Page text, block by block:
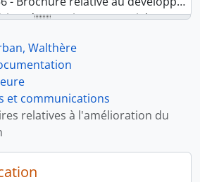
économiques et sociales
et colonisation de l'Afrique centrale
divers
étrangère
des personnalités de la vie politique belge
de presse (1878-1884)
autographes
Walthère
et communications
relatives à l'amélioration du